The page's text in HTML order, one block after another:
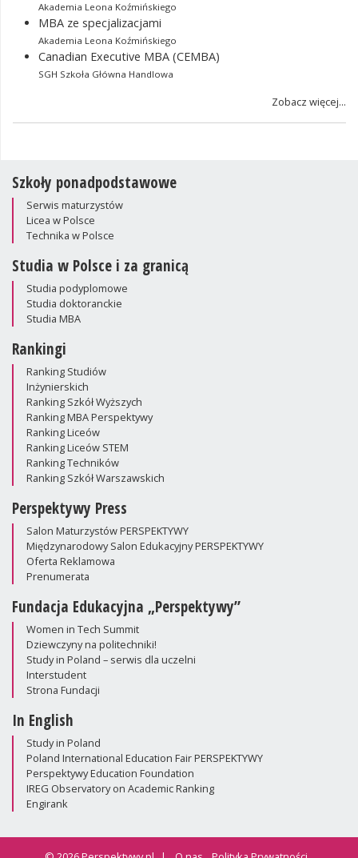
Akademia Leona Koźmińskiego
MBA ze specjalizacjami
Akademia Leona Koźmińskiego
Canadian Executive MBA (CEMBA)
SGH Szkoła Główna Handlowa
Zobacz więcej...
Szkoły ponadpodstawowe
Serwis maturzystów
Licea w Polsce
Technika w Polsce
Studia w Polsce i za granicą
Studia podyplomowe
Studia doktoranckie
Studia MBA
Rankingi
Ranking Studiów
Inżynierskich
Ranking Szkół Wyższych
Ranking MBA Perspektywy
Ranking Liceów
Ranking Liceów STEM
Ranking Techników
Ranking Szkół Warszawskich
Perspektywy Press
Salon Maturzystów PERSPEKTYWY
Międzynarodowy Salon Edukacyjny PERSPEKTYWY
Oferta Reklamowa
Prenumerata
Fundacja Edukacyjna „Perspektywy”
Women in Tech Summit
Dziewczyny na politechniki!
Study in Poland – serwis dla uczelni
Interstudent
Strona Fundacji
In English
Study in Poland
Poland International Education Fair PERSPEKTYWY
Perspektywy Education Foundation
IREG Observatory on Academic Ranking
Engirank